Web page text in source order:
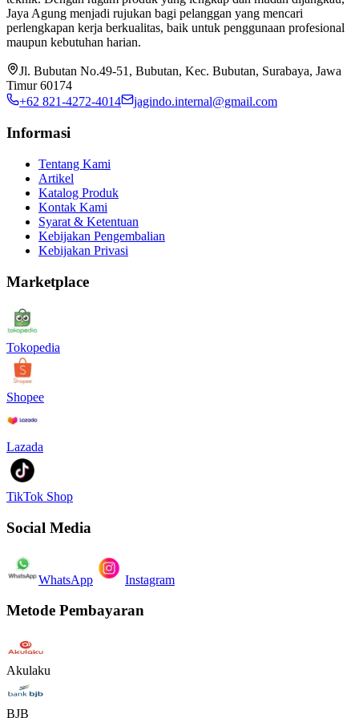
Jaya Agung menjadi rujukan bagi pelanggan yang mencari
perlengkapan kerja berkualitas, baik untuk penggunaan profesional
maupun kebutuhan harian.
Jl. Bubutan No.49-51, Bubutan, Kec. Bubutan, Surabaya, Jawa
Timur 60174
+62 821-4272-4014
jagindo.internal@gmail.com
Informasi
Tentang Kami
Artikel
Katalog Produk
Kontak Kami
Syarat & Ketentuan
Kebijakan Pengembalian
Kebijakan Privasi
Marketplace
Tokopedia
Shopee
Lazada
TikTok Shop
Social Media
WhatsApp Instagram
Metode Pembayaran
Akulaku
BJB